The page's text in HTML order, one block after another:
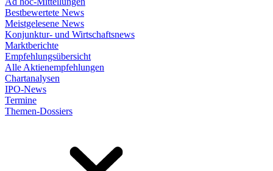
Bestbewertete News
Meistgelesene News
Konjunktur- und Wirtschaftsnews
Marktberichte
Empfehlungsübersicht
Alle Aktienempfehlungen
Chartanalysen
IPO-News
Termine
Themen-Dossiers